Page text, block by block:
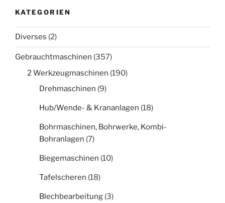
KATEGORIEN
Diverses (2)
Gebrauchtmaschinen (357)
2 Werkzeugmaschinen (190)
Drehmaschinen (9)
Hub/Wende- & Krananlagen (18)
Bohrmaschinen, Bohrwerke, Kombi-
Bohranlagen (7)
Biegemaschinen (10)
Tafelscheren (18)
Blechbearbeitung (3)